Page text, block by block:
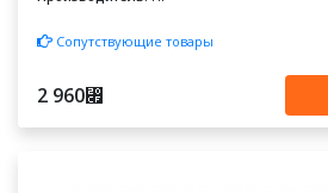
Сопутствующие товары
2 960⃏